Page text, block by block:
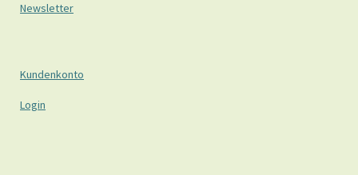
Newsletter
Kundenkonto
Login